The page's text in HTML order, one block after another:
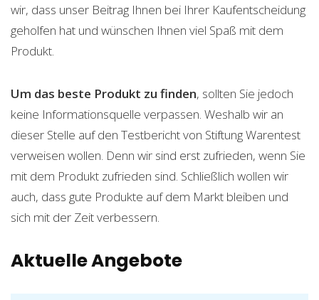
wir, dass unser Beitrag Ihnen bei Ihrer Kaufentscheidung
geholfen hat und wünschen Ihnen viel Spaß mit dem
Produkt.
Um das beste Produkt zu finden, sollten Sie jedoch
keine Informationsquelle verpassen. Weshalb wir an
dieser Stelle auf den Testbericht von Stiftung Warentest
verweisen wollen. Denn wir sind erst zufrieden, wenn Sie
mit dem Produkt zufrieden sind. Schließlich wollen wir
auch, dass gute Produkte auf dem Markt bleiben und
sich mit der Zeit verbessern.
Aktuelle Angebote